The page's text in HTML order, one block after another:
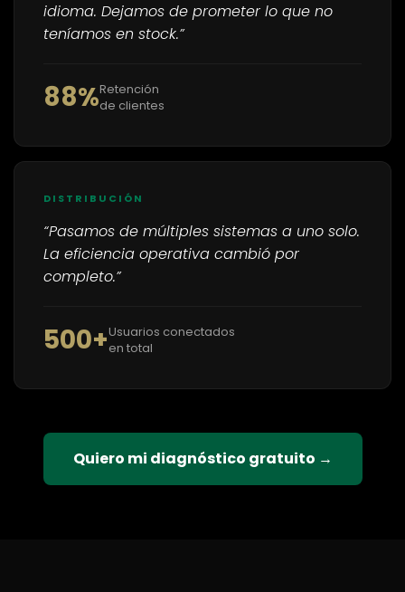
idioma. Dejamos de prometer lo que no
teníamos en stock.”
88%Retención
de clientes
DISTRIBUCIÓN
“Pasamos de múltiples sistemas a uno solo.
La eficiencia operativa cambió por
completo.”
500+Usuarios conectados
en total
Quiero mi diagnóstico gratuito →